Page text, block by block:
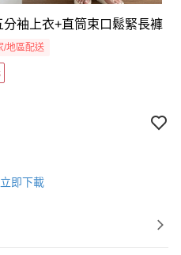
袖上衣+直筒束口鬆緊長褲
/地區配送
立即下載